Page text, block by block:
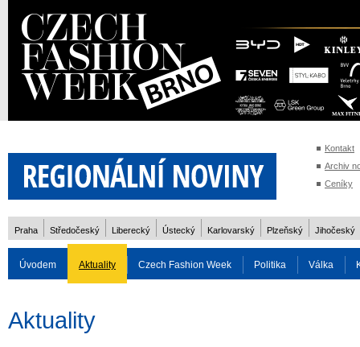
Kontakt
Archiv
Ceníky
Praha Středočeský Liberecký Ústecký Karlovarský Plzeňský Jihočeský
Úvodem Aktuality Czech Fashion Week Politika Válka
Aktuality